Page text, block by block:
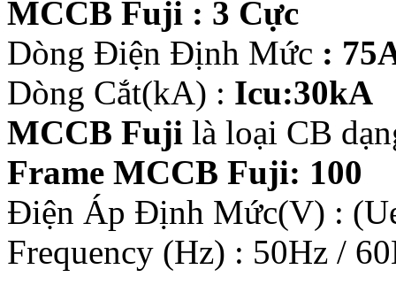
MCCB Fuji : 3 Cực
Dòng Điện Định Mức :
Dòng Cắt(kA) : Icu:30kA
MCCB Fuji là loại CB
Frame MCCB Fuji: 100
Điện Áp Định Mức(V) :
Frequency (Hz) : 50Hz /